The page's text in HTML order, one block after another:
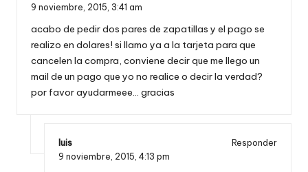
9 noviembre, 2015, 3:41 am
acabo de pedir dos pares de zapatillas y el pago se
realizo en dolares! si llamo ya a la tarjeta para que
cancelen la compra, conviene decir que me llego un
mail de un pago que yo no realice o decir la verdad?
por favor ayudarmeee… gracias
luis
Responder
9 noviembre, 2015, 4:13 pm